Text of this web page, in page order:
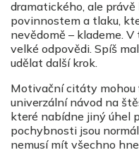
dramatického, ale
povinnostem a tlaku,
nevědomě – klademe.
velké odpovědi. Spíš
udělat další krok.
Motivační citáty mohou
univerzální návod na
které nabídne jiný úhel
pochybnosti jsou
nemusí mít všechno